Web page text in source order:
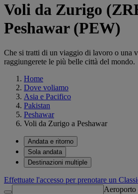
Voli da Zurigo
Peshawar (PEW)
Che si tratti di un viaggio di lavoro o una
raggiungerete le più belle città del mondo.
Home
Dove voliamo
Asia e Pacifico
Pakistan
Peshawar
Voli da Zurigo a Peshawar
Andata e ritorno
Sola andata
Destinazioni multiple
Effettuate l'accesso per prenotare un
Aeroporto